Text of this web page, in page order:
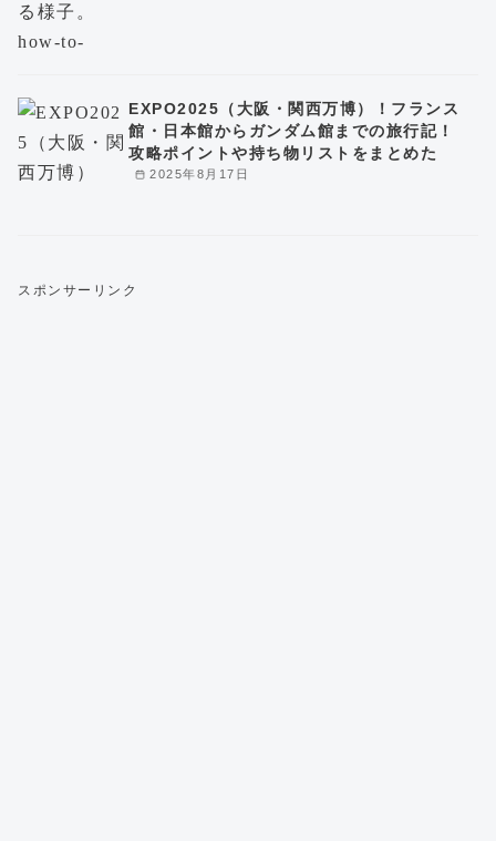
2025年8月17日
EXPO2025（大阪・関西万博）！フランス
館・日本館からガンダム館までの旅行記！
攻略ポイントや持ち物リストをまとめた
スポンサーリンク